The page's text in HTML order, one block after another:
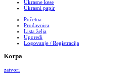
Ukrasne kese
Ukrasni papir
Početna
Prodavnica
Lista želja
Uporedi
Logovanje / Registracija
Korpa
zatvori